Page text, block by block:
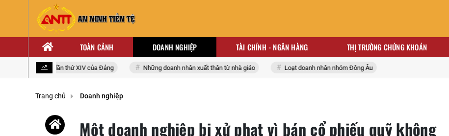
TOÀN CẢNH DOANH NGHIỆP TÀI CHÍNH - NGÂN HÀNG THỊ TRƯỜNG CHỨNG KHOÁN
toàn quốc lần thứ XIV của Đảng Những doanh nhân xuất thân từ nhà giáo Loạt doanh nhân nhóm Đông Âu
Trang chủ Doanh nghiệp
Một doanh nghiệp bị xử phạt vì bán cổ phiếu quỹ không